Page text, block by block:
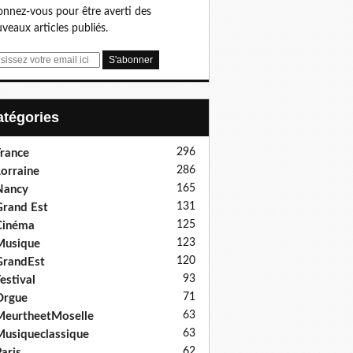
vous pour être averti des
articles publiés.
296
286
165
Est 131
125
123
120
93
71
63
63